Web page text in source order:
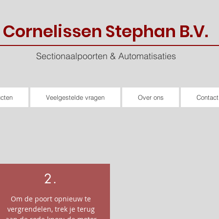
Cornelissen Stephan B.V.
Sectionaalpoorten & Automatisaties
Veelgestelde vragen Over ons
2.
Om de poort opnieuw te
vergrendelen, trek je terug